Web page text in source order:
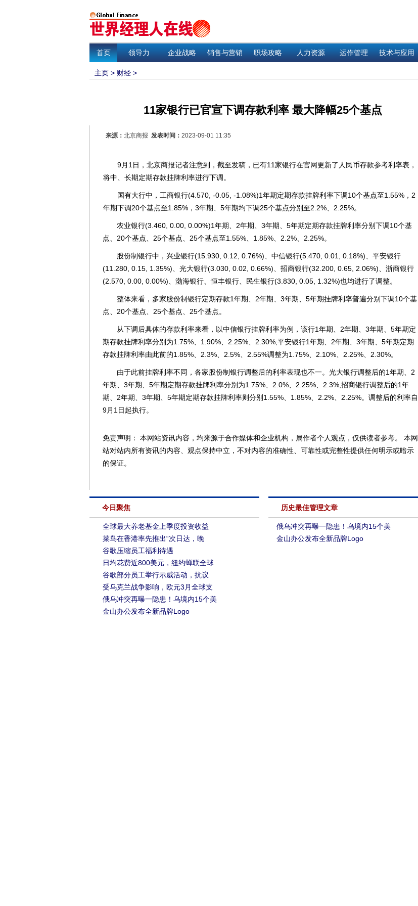
首页 领导力 企业战略 销售与营销 职场攻略 人力资源 运作管理 技术与应用
主页 > 财经 >
11家银行已官宣下调存款利率 最大降幅25个基点
来源： 北京商报 发表时间： 2023-09-01 11:35
9月1日，北京商报记者注意到，截至发稿，已有11家银行在官网更新了人民币存款参考利率表，
将中、长期定期存款挂牌利率进行下调。
国有大行中，工商银行(4.570, -0.05, -1.08%)1年期定期存款挂牌利率下调10个基点至1.55%，2
年期下调20个基点至1.85%，3年期、5年期均下调25个基点分别至2.2%、2.25%。
农业银行(3.460, 0.00, 0.00%)1年期、2年期、3年期、5年期定期存款挂牌利率分别下调10个基
点、20个基点、25个基点、25个基点至1.55%、1.85%、2.2%、2.25%。
股份制银行中，兴业银行(15.930, 0.12, 0.76%)、中信银行(5.470, 0.01, 0.18%)、平安银行
(11.280, 0.15, 1.35%)、光大银行(3.030, 0.02, 0.66%)、招商银行(32.200, 0.65, 2.06%)、浙商银行
(2.570, 0.00, 0.00%)、渤海银行、恒丰银行、民生银行(3.830, 0.05, 1.32%)也均进行了调整。
整体来看，多家股份制银行定期存款1年期、2年期、3年期、5年期挂牌利率普遍分别下调10个基
点、20个基点、25个基点、25个基点。
从下调后具体的存款利率来看，以中信银行挂牌利率为例，该行1年期、2年期、3年期、5年期定
期存款挂牌利率分别为1.75%、1.90%、2.25%、2.30%;平安银行1年期、2年期、3年期、5年期定期
存款挂牌利率由此前的1.85%、2.3%、2.5%、2.55%调整为1.75%、2.10%、2.25%、2.30%。
由于此前挂牌利率不同，各家股份制银行调整后的利率表现也不一。光大银行调整后的1年期、2
年期、3年期、5年期定期存款挂牌利率分别为1.75%、2.0%、2.25%、2.3%;招商银行调整后的1年
期、2年期、3年期、5年期定期存款挂牌利率则分别1.55%、1.85%、2.2%、2.25%。调整后的利率自
9月1日起执行。
免责声明： 本网站资讯内容，均来源于合作媒体和企业机构，属作者个人观点，仅供读者参考。 本网
站对站内所有资讯的内容、观点保持中立，不对内容的准确性、可靠性或完整性提供任何明示或暗示
的保证。
今日聚焦
全球最大养老基金上季度投资收益
菜鸟在香港率先推出“次日达，晚
谷歌压缩员工福利待遇
日均花费近800美元，纽约蝉联全球
谷歌部分员工举行示威活动，抗议
受乌克兰战争影响，欧元3月全球支
俄乌冲突再曝一隐患！乌境内15个美
金山办公发布全新品牌Logo
历史最佳管理文章
俄乌冲突再曝一隐患！乌境内15个美
金山办公发布全新品牌Logo